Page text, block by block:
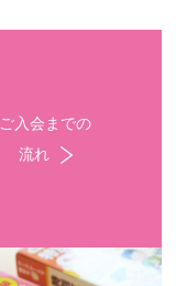
ご入会までの
流れ